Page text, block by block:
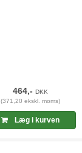
464,-DKK
(371,20 ekskl. moms)
Læg i kurven